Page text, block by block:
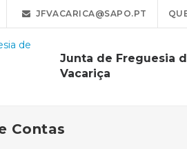
JFVACARICA@SAPO.PT
Junta de Freguesia
Vacariça
Contas